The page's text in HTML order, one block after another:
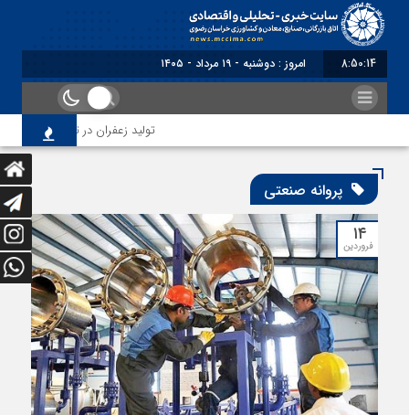
8:50:15 امروز : دوشنبه - ۱۹ مرداد - ۱۴۰۵
تولید زعفران در تنگنای مقررات
پروانه صنعتی
۱۴
فروردین